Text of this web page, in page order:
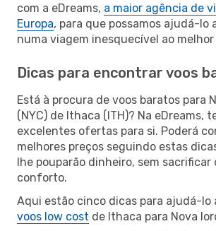
com a eDreams, a maior agência de
Europa, para que possamos ajudá-lo
numa viagem inesquecível ao melhor
Dicas para encontrar voos
Está à procura de voos baratos para
(NYC) de Ithaca (ITH)? Na eDreams,
excelentes ofertas para si. Poderá
melhores preços seguindo estas
lhe pouparão dinheiro, sem sacrificar
conforto.
Aqui estão cinco dicas para ajudá-lo
voos low cost de Ithaca para Nova